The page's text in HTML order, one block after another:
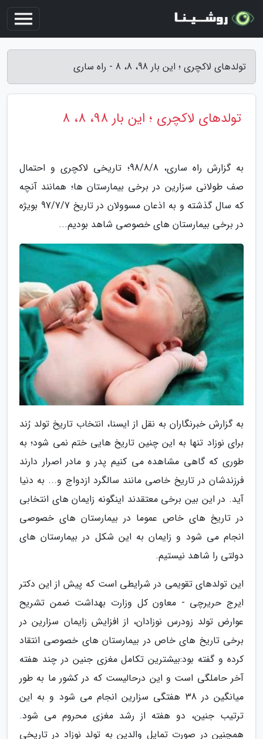
تولدهای لاکچری ؛ این بار 98، 8، 8 - راه ساری
تولدهای لاکچری ؛ این بار 98، 8، 8
به گزارش راه ساری، 98/8/8؛ تاریخی لاکچری و احتمال
صف طولانی سزارین در برخی بیمارستان ها؛ همانند آنچه
که سال گذشته و به اذعان مسوولان در تاریخ 97/7/7 بویژه
در برخی بیمارستان های خصوصی شاهد بودیم...
به گزارش خبرنگاران به نقل از ایسنا، انتخاب تاریخ تولد رُند
برای نوزاد تنها به این چنین تاریخ هایی ختم نمی شود؛ به
طوری که گاهی مشاهده می کنیم پدر و مادر اصرار دارند
فرزندشان در تاریخ خاصی مانند سالگرد ازدواج و... به دنیا
آید. در این بین برخی معتقدند اینگونه زایمان های انتخابی
در تاریخ های خاص عموما در بیمارستان های خصوصی
انجام می شود و زایمان به این شکل در بیمارستان های
دولتی را شاهد نیستیم.
این تولدهای تقویمی در شرایطی است که پیش از این دکتر
ایرج حریرچی - معاون کل وزارت بهداشت ضمن تشریح
عوارض تولد زودرس نوزادان، از افزایش زایمان سزارین در
برخی تاریخ های خاص در بیمارستان های خصوصی انتقاد
کرده و گفته بود:بیشترین تکامل مغزی جنین در چند هفته
آخر حاملگی است و این درحالیست که در کشور ما به طور
میانگین در 38 هفتگی سزارین انجام می شود و به این
ترتیب جنین، دو هفته از رشد مغزی محروم می شود.
همچنین در صورت تمایل والدین به تولد نوزاد در تاریخی